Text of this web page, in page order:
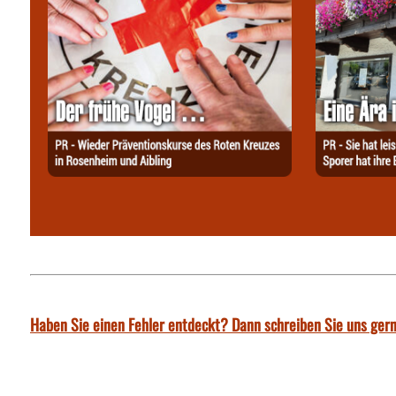
Haben Sie einen Fehler entdeckt? Dann schreiben Sie uns